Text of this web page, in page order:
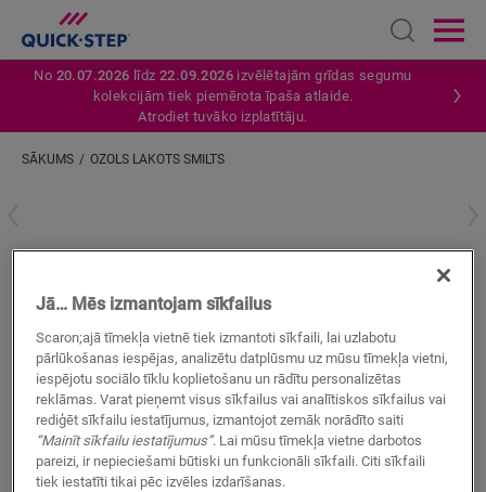
Open
No 20.07.2026 līdz22.09.2026 izvēlētajām grīdas segumu
kolekcijām tiek piemērota īpaša atlaide.
Atrodiet tuvāko izplatītāju.
SĀKUMS OZOLS LAKOTS SMILTS
LAMINĀTA AKSESUĀRI INCIZO PROFILS
MEKLĒT
Jā… Mēs izmantojam sīkfailus
Scaron;ajā tīmekļa vietnē tiek izmantoti sīkfaili, lai uzlabotu
pārlūkošanas iespējas, analizētu datplūsmu uz mūsu tīmekļa vietni,
iespējotu sociālo tīklu koplietošanu un rādītu personalizētas
reklāmas. Varat pieņemt visus sīkfailus vai analītiskos sīkfailus vai
rediģēt sīkfailu iestatījumus, izmantojot zemāk norādīto saiti
“Mainīt sīkfailu iestatījumus”. Lai mūsu tīmekļa vietne darbotos
pareizi, ir nepieciešami būtiski un funkcionāli sīkfaili. Citi sīkfaili
tiek iestatīti tikai pēc izvēles izdarīšanas.